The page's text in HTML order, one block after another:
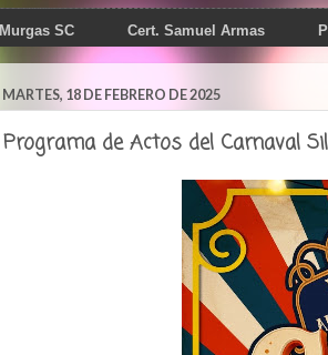
Murgas SC Cert. Samuel Armas
MARTES, 18 DE FEBRERO DE 2025
Programa de Actos del Carnaval